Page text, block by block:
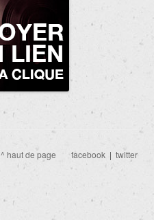
^ haut de page facebook | twitter